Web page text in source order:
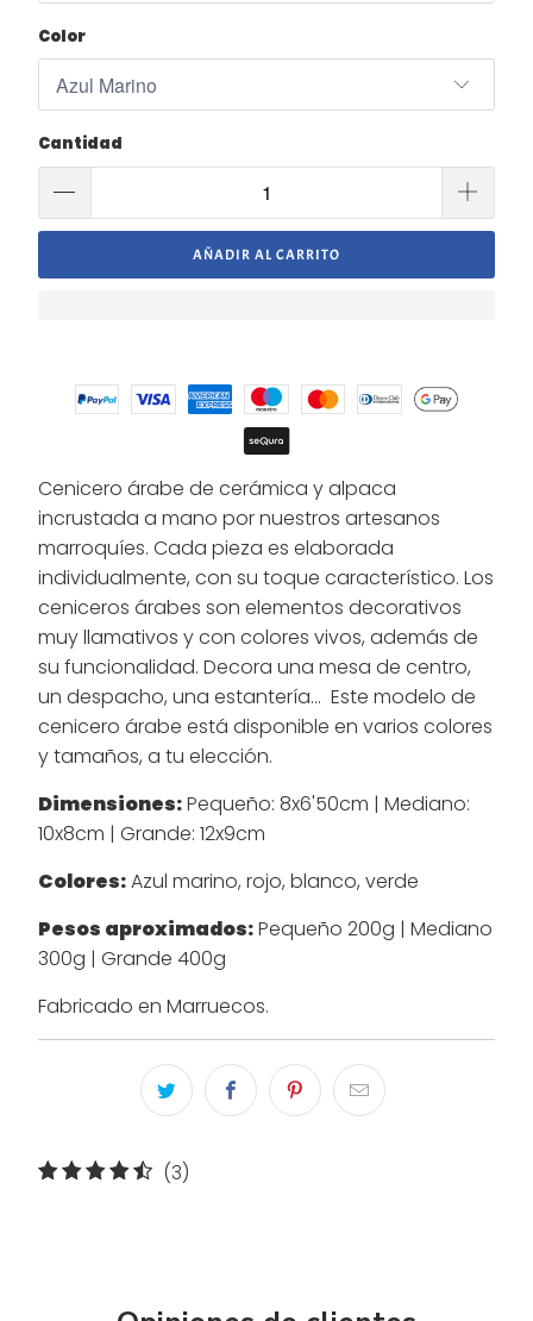
Color
Cantidad
AÑADIR AL CARRITO
Cenicero árabe de cerámica y alpaca
incrustada a mano por nuestros artesanos
marroquíes. Cada pieza es elaborada
individualmente, con su toque característico. Los
ceniceros árabes son elementos decorativos
muy llamativos y con colores vivos, además de
su funcionalidad. Decora una mesa de centro,
un despacho, una estantería... Este modelo de
cenicero árabe está disponible en varios colores
y tamaños, a tu elección.
Dimensiones:Pequeño: 8x6'50cm | Mediano:
10x8cm | Grande: 12x9cm
Colores:Azul marino, rojo, blanco, verde
Pesos aproximados:Pequeño 200g | Mediano
300g | Grande 400g
Fabricado en Marruecos.
(3)3